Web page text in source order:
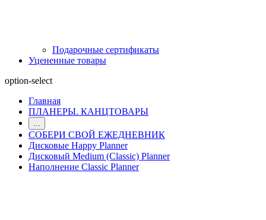
Подарочные сертификаты
Уцененные товары
option-select
Главная
ПЛАНЕРЫ. КАНЦТОВАРЫ
СОБЕРИ СВОЙ ЕЖЕДНЕВНИК
Дисковые Happy Planner
Дисковый Medium (Classic) Planner
Наполнение Classic Planner